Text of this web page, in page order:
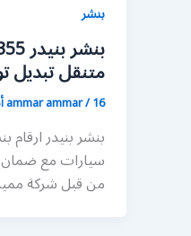
بنشر
متنقل تبديل
ammar ammar/16 أبريل، 2020
بنشر بنيدر ارقام
سيارات مع ضمان
من قبل شركة